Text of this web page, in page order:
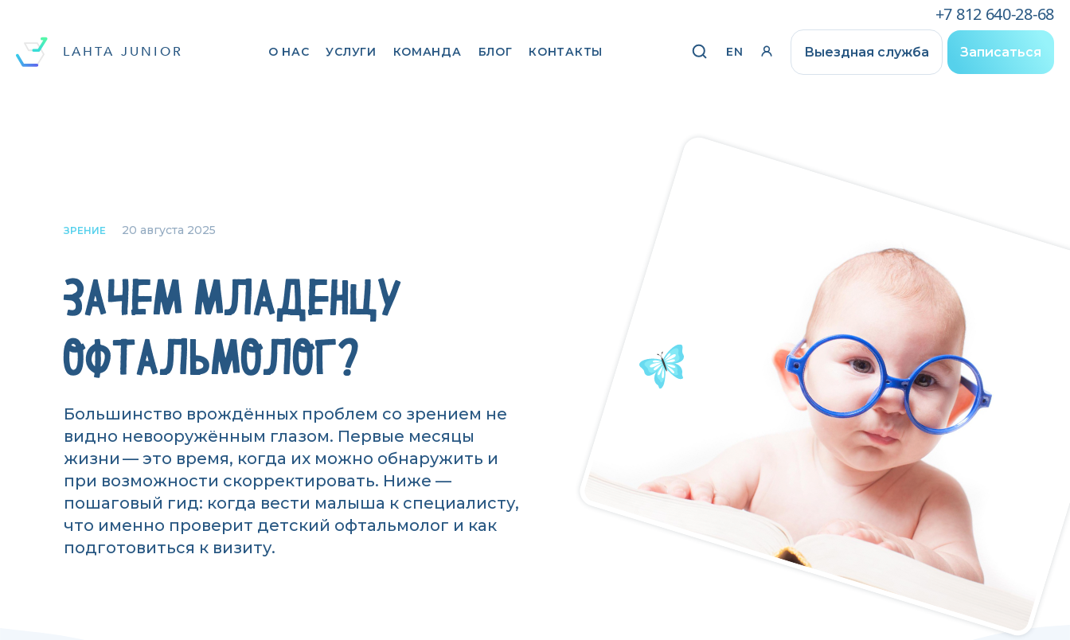
LAHTA JUNIOR О НАС УСЛУГИ КОМАНДА БЛОГ КОНТАКТЫ
+7 812 640-28-68
EN Выездная служба Записаться
ЗРЕНИЕ 20 августа 2025
ЗАЧЕМ МЛАДЕНЦУ
ОФТАЛЬМОЛОГ?
Большинство врождённых проблем со зрением не
видно невооружённым глазом. Первые месяцы
жизни — это время, когда их можно обнаружить и
при возможности скорректировать. Ниже —
пошаговый гид: когда вести малыша к специалисту,
что именно проверит детский офтальмолог и как
подготовиться к визиту.